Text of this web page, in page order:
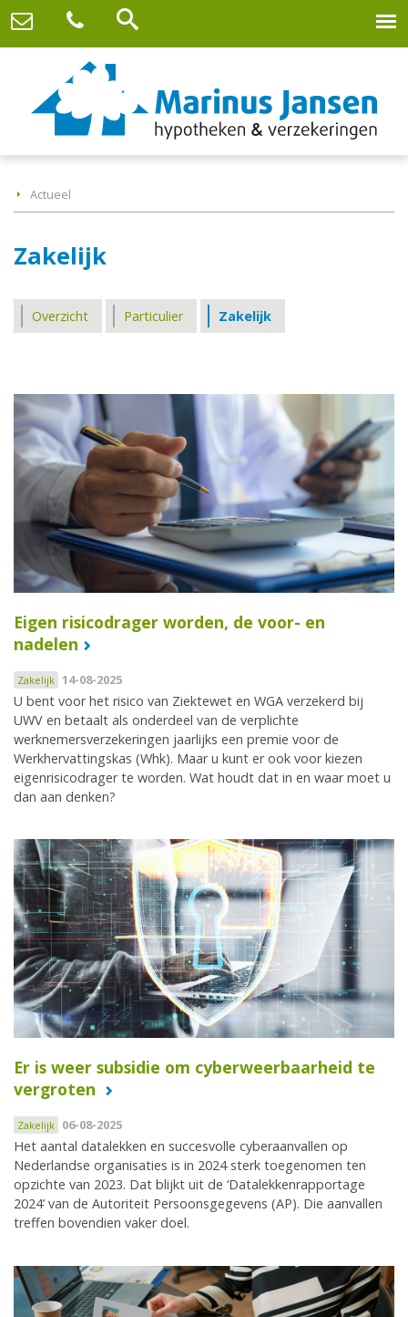
Actueel
Zakelijk
Overzicht Particulier Zakelijk
Eigen risicodrager worden, de voor- en
nadelen
Zakelijk 14-08-2025
U bent voor het risico van Ziektewet en WGA verzekerd bij
UWV en betaalt als onderdeel van de verplichte
werknemersverzekeringen jaarlijks een premie voor de
Werkhervattingskas (Whk). Maar u kunt er ook voor kiezen
eigenrisicodrager te worden. Wat houdt dat in en waar moet u
dan aan denken?
Er is weer subsidie om cyberweerbaarheid te
vergroten
Zakelijk 06-08-2025
Het aantal datalekken en succesvolle cyberaanvallen op
Nederlandse organisaties is in 2024 sterk toegenomen ten
opzichte van 2023. Dat blijkt uit de ‘Datalekkenrapportage
2024’ van de Autoriteit Persoonsgegevens (AP). Die aanvallen
treffen bovendien vaker doel.